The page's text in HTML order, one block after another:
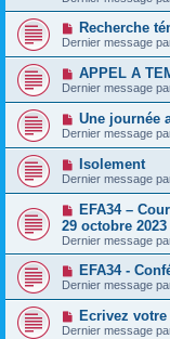
Recherche
Dernier message
APPEL A
Dernier message
Une journée
Dernier message
Isolement
Dernier message
EFA34 –
29 octobre 2023
Dernier message
EFA34 -
Dernier message
Ecrivez
Dernier message